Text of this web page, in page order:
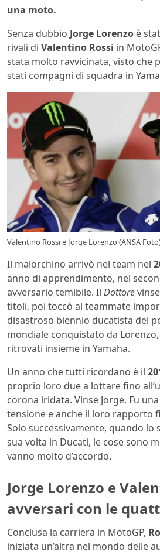
una moto.
Senza dubbio Jorge Lorenzo è
rivali di Valentino Rossi in
stata molto ravvicinata, visto che
stati compagni di squadra in
Valentino Rossi e Jorge Lorenzo (ANSA
Il maiorchino arrivò nel team nel
anno di apprendimento, nel
avversario temibile. Il Dottore
titoli, poi toccò al teammate
disastroso biennio ducatista del
mondiale conquistato da
ritrovati insieme in Yamaha.
Un anno che tutti ricordano è il
proprio loro due a lottare fino
corona iridata. Vinse Jorge. Fu
tensione e anche il loro rapporto
Solo successivamente, quando lo
sua volta in Ducati, le cose sono
vanno molto d’accordo.
Jorge Lorenzo e
avversari con le
Conclusa la carriera in MotoGP,
iniziata un’altra nel mondo delle